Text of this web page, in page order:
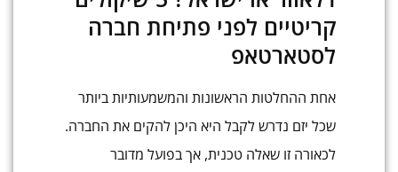
קריטיים לפני פתיחת חברה
לסטארטאפ
אחת ההחלטות הראשונות והמשמעותיות ביותר
שכל יזם נדרש לקבל היא היכן להקים את החברה.
לכאורה זו שאלה טכנית, אך בפועל מדובר